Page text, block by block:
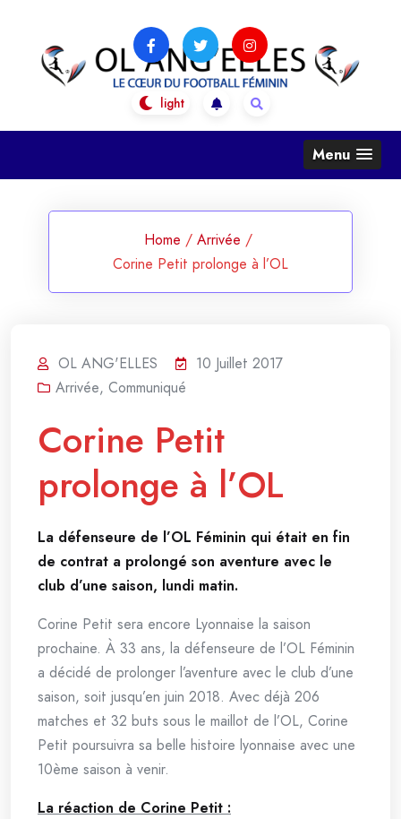
content
OL Ang'Elles
Le coeur du football féminin
Menu
Home / Arrivée /
Corine Petit prolonge à l’OL
OL ANG'ELLES
10 Juillet 2017
Arrivée, Communiqué
Corine Petit
prolonge à l’OL
La défenseure de l’OL Féminin qui était en fin
de contrat a prolongé son aventure avec le
club d’une saison, lundi matin.
Corine Petit sera encore Lyonnaise la saison
prochaine. À 33 ans, la défenseure de l’OL Féminin
a décidé de prolonger l’aventure avec le club d’une
saison, soit jusqu’en juin 2018. Avec déjà 206
matches et 32 buts sous le maillot de l’OL, Corine
Petit poursuivra sa belle histoire lyonnaise avec une
10ème saison à venir.
La réaction de Corine Petit :